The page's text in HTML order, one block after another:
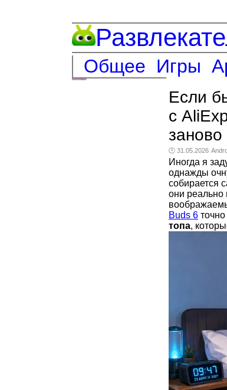
Общее Игры
Если
с
заново
🕑 31.05.2026
Иногда я
однажды
собирается
они реально
Buds 6
топа,